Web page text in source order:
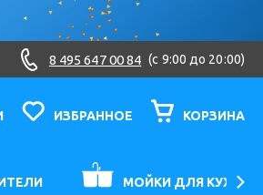
8 495 647 00 84 (c 9:00 до 20:00)
ИЗБРАННОЕ КОРЗИНА
МОЙКИ ДЛЯ КУХНИ